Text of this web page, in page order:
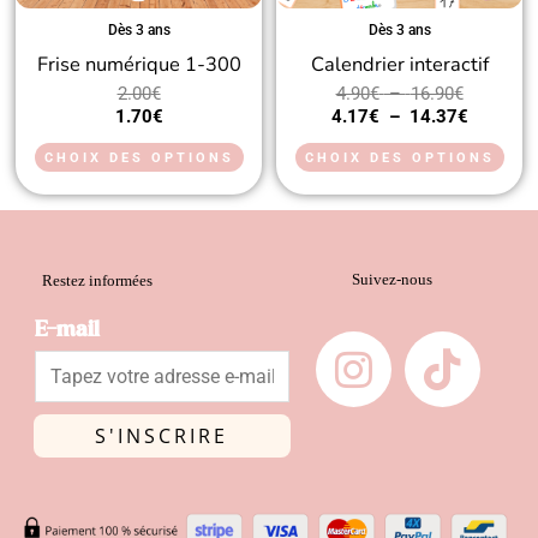
Dès 3 ans
Frise numérique 1-300
2.00€
1.70€
CHOIX DES OPTIONS
la
page
Dès 3 ans
Calendrier interactif
4.90€ – 16.90€
4.17€ – 14.37€
CHOIX DES OPTIONS
la
Restez informées Suivez-nous
I
n
s
g
T
i
k
k
E-mail
S'INSCRIRE